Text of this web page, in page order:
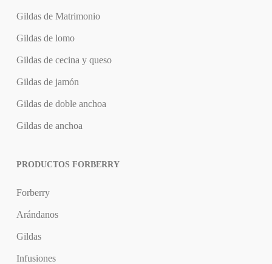
Gildas de Matrimonio
Gildas de lomo
Gildas de cecina y queso
Gildas de jamón
Gildas de doble anchoa
Gildas de anchoa
PRODUCTOS FORBERRY
Forberry
Arándanos
Gildas
Infusiones